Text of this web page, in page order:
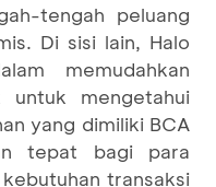
tengah peluang
Di sisi lain, Halo
memudahkan
untuk mengetahui
yang dimiliki BCA
tepat bagi para
transaksi